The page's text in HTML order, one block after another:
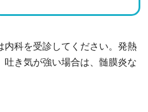
内科を受診してください。発熱
吐き気が強い場合は、髄膜炎な